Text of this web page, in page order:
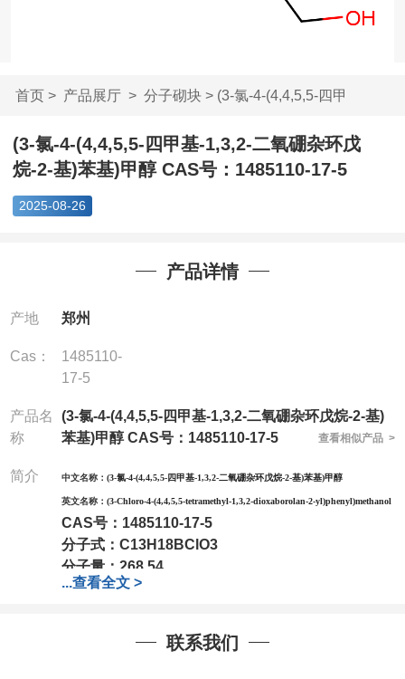
首页> 产品展厅> 分子砌块> (3-氯-4-(4,4,5,5-四甲
基-1,3,...
(3-氯-4-(4,4,5,5-四甲基-1,3,2-二氧硼杂环戊
烷-2-基)苯基)甲醇 CAS号：1485110-17-5
2025-08-26
产品详情
产地 郑州
Cas：
1485110-
17-5
产品名
称
(3-氯-4-(4,4,5,5-四甲基-1,3,2-二氧硼杂环戊烷-2-基)
苯基)甲醇 CAS号：1485110-17-5
查看相似产品 >
简介 中文名称： (3-氯-4-(4,4,5,5-四甲基-1,3,2-二氧硼杂环戊烷-2-基)苯基)甲醇
英文名称： (3-Chloro-4-(4,4,5,5-tetramethyl-1,3,2-dioxaborolan-2-yl)phenyl)methanol
CAS号： 1485110-17-5
分子式： C13H18BClO3
分子量： 268.54
包装：1Mg ; 5Mg;10Mg ;100Mg;250Mg ;500Mg
我司对高校及科研单位先发货和
作中有用到的试剂,欢迎前来询购,如若出现质量问题,
...查看全文 >
联系我们